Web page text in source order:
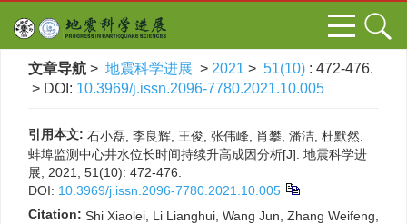
文章导航 > 地震科学进展 > 2021 > 51(10) : 472-476.
> DOI: 10.3969/j.issn.2096-7780.2021.10.005
引用本文: 石小磊, 李良辉, 王俊, 张伟峰, 肖攀, 潘洁, 杜默然.
蚌埠监测中心井水位长时间持续升高成因分析[J]. 地震科学进
展, 2021, 51(10): 472-476.
DOI: 10.3969/j.issn.2096-7780.2021.10.005
Citation: Shi Xiaolei, Li Lianghui, Wang Jun, Zhang Weifeng,